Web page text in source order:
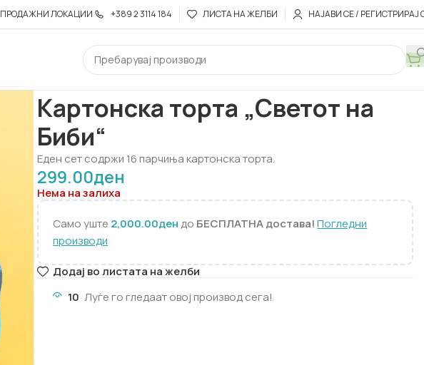
ПРОДАЖНИ ЛОКАЦИИ +389 2 3114 184 ЛИСТА НА ЖЕЛБИ НАЈАВИ СЕ / РЕГИСТРИРАЈ
Картонска торта „Светот на
Биби“
Еден сет содржи 16 парчиња картонска торта.
299.00ден
Нема на залиха
Само уште 2,000.00дендо БЕСПЛАТНА достава! Погледни
производи
Додај во листата на желби
10 Луѓе го гледаат овој производ сега!